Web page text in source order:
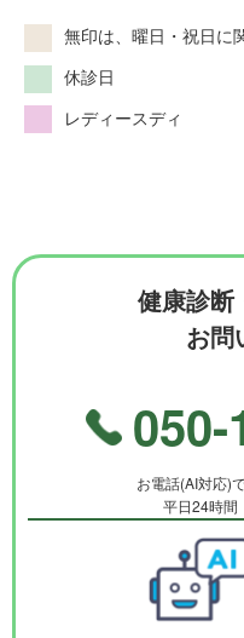
無印は、曜日・祝日に
休診日
レディースディ
健康診断
お問
050-
お電話(AI対応)
平日24時